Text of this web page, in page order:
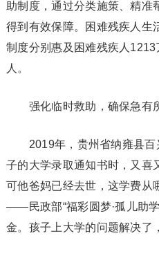
助制度，通过分类施策、精准
得到有效保障。困难残疾人生
制度分别惠及困难残疾人
人。
强化临时救助，确保急有所
2019年，贵州省纳雍县百
子的大学录取通知书时，又喜
可他爸妈已经去世，这学费从
——民政部“福彩圆梦·孤儿助
金。孩子上大学的问题解决了